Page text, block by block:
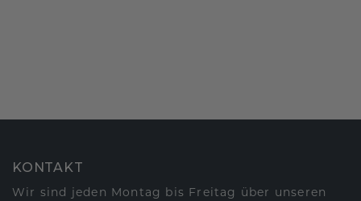
KONTAKT
Wir sind jeden Montag bis Freitag über unseren